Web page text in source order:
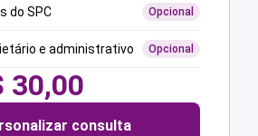
do SPC Opcional
e administrativo Opcional
30,00
consulta